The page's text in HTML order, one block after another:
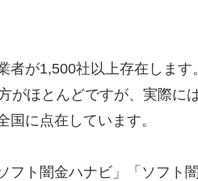
者が1,500社以上存在します
がほとんどですが、実際に
に点在しています。
フト闇金ハナビ」「ソフト